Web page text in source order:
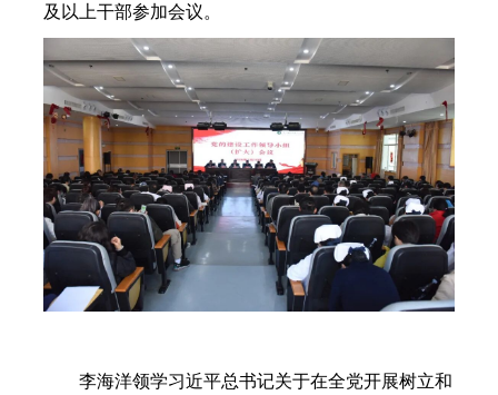
及以上干部参加会议。
李海洋领学习近平总书记关于在全党开展树立和